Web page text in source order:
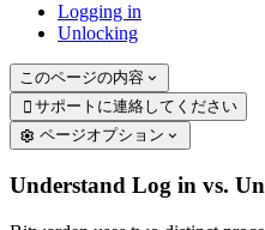
Logging in
Unlocking
このページの内容
 サポートに連絡してください
ページオプション
Understand Log in vs.